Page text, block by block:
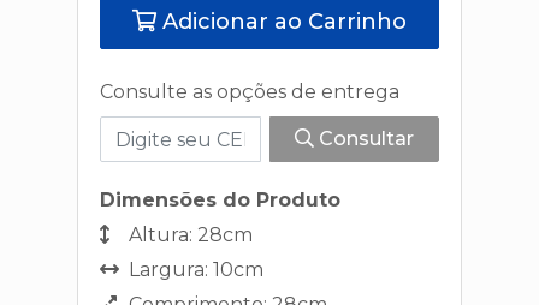
Adicionar ao Carrinho
Consulte as opções de entrega
Consultar
Dimensões do Produto
Altura: 28cm
Largura: 10cm